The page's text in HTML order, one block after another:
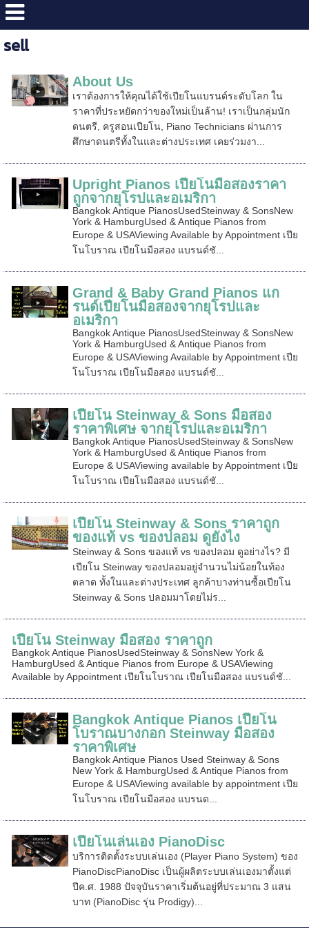
sell
About Us
เราต้องการให้คุณได้ใช้เปียโนแบรนด์ระดับโลก ใน
ราคาที่ประหยัดกว่าของใหม่เป็นล้าน! เราเป็นกลุ่มนัก
ดนตรี, ครูสอนเปียโน, Piano Technicians ผ่านการ
ศึกษาดนตรีทั้งในและต่างประเทศ เคยร่วมงา...
Upright Pianos เปียโนมือสองราคา
ถูกจากยุโรปและอเมริกา
Bangkok Antique PianosUsedSteinway & SonsNew
York & HamburgUsed & Antique Pianos from
Europe & USAViewing Available by Appointment เปีย
โนโบราณ เปียโนมือสอง แบรนด์ชั...
Grand & Baby Grand Pianos แก
รนด์เปียโนมือสองจากยุโรปและ
อเมริกา
Bangkok Antique PianosUsedSteinway & SonsNew
York & HamburgUsed & Antique Pianos from
Europe & USAViewing Available by Appointment เปีย
โนโบราณ เปียโนมือสอง แบรนด์ชั...
เปียโน Steinway & Sons มือสอง
ราคาพิเศษ จากยุโรปและอเมริกา
Bangkok Antique PianosUsedSteinway & SonsNew
York & HamburgUsed & Antique Pianos from
Europe & USAViewing available by Appointment เปีย
โนโบราณ เปียโนมือสอง แบรนด์ชั...
เปียโน Steinway & Sons ราคาถูก
ของแท้ vs ของปลอม ดูยังไง
Steinway & Sons ของแท้ vs ของปลอม ดูอย่างไร? มี
เปียโน Steinway ของปลอมอยู่จำนวนไม่น้อยในท้อง
ตลาด ทั้งในและต่างประเทศ ลูกค้าบางท่านซื้อเปียโน
Steinway & Sons ปลอมมาโดยไม่ร...
เปียโน Steinway มือสอง ราคาถูก
Bangkok Antique PianosUsedSteinway & SonsNew York &
HamburgUsed & Antique Pianos from Europe & USAViewing
Available by Appointment เปียโนโบราณ เปียโนมือสอง แบรนด์ชั...
Bangkok Antique Pianos เปียโน
โบราณบางกอก Steinway มือสอง
ราคาพิเศษ
Bangkok Antique Pianos Used Steinway & Sons
New York & HamburgUsed & Antique Pianos from
Europe & USAViewing available by appointment เปีย
โนโบราณ เปียโนมือสอง แบรนด...
เปียโนเล่นเอง PianoDisc
บริการติดตั้งระบบเล่นเอง (Player Piano System) ของ
PianoDiscPianoDisc เป็นผู้ผลิตระบบเล่นเองมาตั้งแต่
ปีค.ศ. 1988 ปัจจุบันราคาเริ่มต้นอยู่ที่ประมาณ 3 แสน
บาท (PianoDisc รุ่น Prodigy)...